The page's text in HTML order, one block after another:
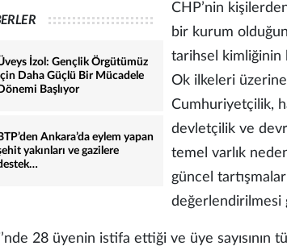
İzol: Gençlik Örgütümüz
İçin Daha Güçlü Bir Mücadele
Dönemi Başlıyor
BTP’den Ankara’da eylem yapan
yakınları ve gazilere
CHP’nin
bir kurum
tarihsel kimliğinin
Ok ilkeleri
Cumhuriyetçilik,
devletçilik ve
temel varlık
güncel
değerlendirilmesi
28 üyenin istifa ettiği ve üye sayısının